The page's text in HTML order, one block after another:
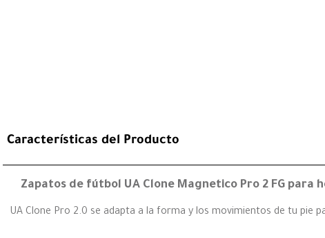
Características del Producto
Zapatos de fútbol UA Clone Magnetico Pro 2 FG para
UA Clone Pro 2.0 se adapta a la forma y los movimientos de tu pie